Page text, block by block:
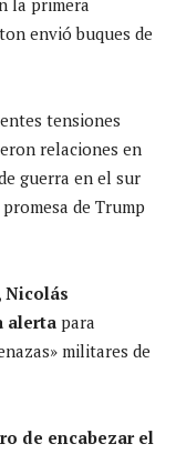
envió buques de
tensiones
relaciones en
guerra en el sur
de Trump
Nicolás
alerta para
militares de
de encabezar el